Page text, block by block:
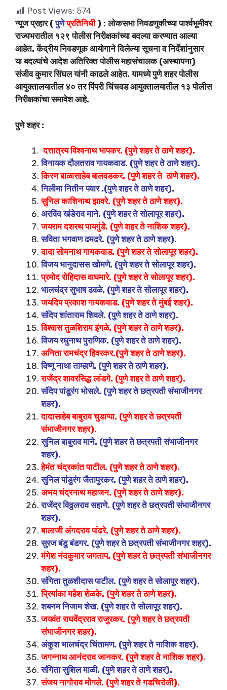
Post Views: 574
न्यूज प्रहार (पुणेप्रतिनिधी ) : लोकसभा निवडणुकीच्या पार्श्वभूमीवर
राज्यभरातील १२९ पोलीस निरीक्षकांच्या बदल्या करण्यात आल्या
आहेत. केंद्रीय निवडणूक आयोगाने दिलेल्या सूचना व निर्देशांनुसार
या बदल्यांचे आदेश अतिरिक्त पोलीस महासंचालक (अस्थापना)
संजीव कुमार सिंघल यांनी काढले आहेत. यामध्ये पुणे शहर पोलीस
आयुक्तालयातील ४० तर पिंपरी चिंचवड आयुक्तालयातील १३ पोलीस
निरीक्षकांचा समावेश आहे.
पुणे शहर :
दत्तात्रय विश्वनाथ भापकर. (पुणे शहर ते ठाणे शहर).
विनायक दौलतराव गायकवाड. (पुणे शहर ते ठाणे शहर).
किरण बाळासाहेब बालवडकर. (पुणे शहर ते ठाणे शहर).
निलीमा नितीन पवार .(पुणे शहर ते ठाणे शहर).
सुनिल काशिनाथ झावरे. (पुणे शहर ते ठाणे शहर).
अरविंद खंडेराव माने. (पुणे शहर ते सोलापूर शहर).
जयराम दशरथ पायगुंडे. (पुणे शहर ते नाशिक शहर).
सविता भगवाण ढमढरे. (पुणे शहर ते ठाणे शहर).
दादा सोमनाथ गायकवाड. (पुणे शहर ते सोलापूर शहर).
विजय भानुदासस खोमणे. (पुणे शहर ते सोलापूर शहर).
प्रमोद रोहिदास वाघमारे. (पुणे शहर ते सोलापूर शहर).
भालचंद्र सुभाष ढवळे. (पुणे शहर ते सोलापूर शहर).
जयदिप प्रकाश गायकवाड. (पुणे शहर ते मुंबई शहर).
संदिप शांताराम शिवले. (पुणे शहर ते ठाणे शहर).
विश्वास तुळशिराम इंगळे. (पुणे शहर ते ठाणे शहर).
विजय रघुनाथ पुराणिक. (पुणे शहर ते ठाणे शहर).
अनिता रामचंद्र हिवरकर.(पुणे शहर ते ठाणे शहर).
विष्णू नाथा ताम्हाणे. (पुणे शहर ते ठाणे शहर).
राजेंद्र शावरसिद्ध लांडगे. (पुणे शहर ते ठाणे शहर).
संदिप पांडूरंग भोसले. (पुणे शहर ते छत्रपती संभाजीनगर
शहर).
दादासाहेब बाबुराव चुडाप्पा. (पुणे शहर ते छत्रपती
संभाजीनगर शहर).
सुनिल बाबुराव माने. (पुणे शहर ते छत्रपती संभाजीनगर
शहर).
हेमंत चंद्रकांत पाटील. (पुणे शहर ते ठाणे शहर).
सुनिल पांडुरंग जैतापुरकर. (पुणे शहर ते ठाणे शहर).
अभय चंद्रनाथ महाजन. (पुणे शहर ते ठाणे शहर).
राजेंद्र विठ्ठलराव सहाणे. (पुणे शहर ते छत्रपती संभाजीनगर
शहर).
बालाजी अंगदराव पांढरे. (पुणे शहर ते ठाणे शहर).
सुरज बंडु बंडगर. (पुणे शहर ते छत्रपती संभाजीनगर शहर).
मंगेश नंदकुमार जगताप. (पुणे शहर ते छत्रपती संभाजीनगर
शहर).
संगिता तुळशीदास पाटील. (पुणे शहर ते सोलापूर शहर).
प्रियांका महेश शेळके. (पुणे शहर ते ठाणे शहर).
शबनम निजाम शेख. (पुणे शहर ते सोलापूर शहर).
जयवंत राघवेंद्रराव राजुरकर. (पुणे शहर ते छत्रपती
संभाजीनगर शहर).
अंकुश भालचंद्र चिंतामण. (पुणे शहर ते नाशिक शहर).
जगन्नाथ आनंदराव जानकर. (पुणे शहर ते नाशिक शहर).
संगिता सुशिल माळी. (पुणे शहर ते ठाणे शहर).
संजय नागोराव मोगले. (पुणे शहर ते गडचिरोली).